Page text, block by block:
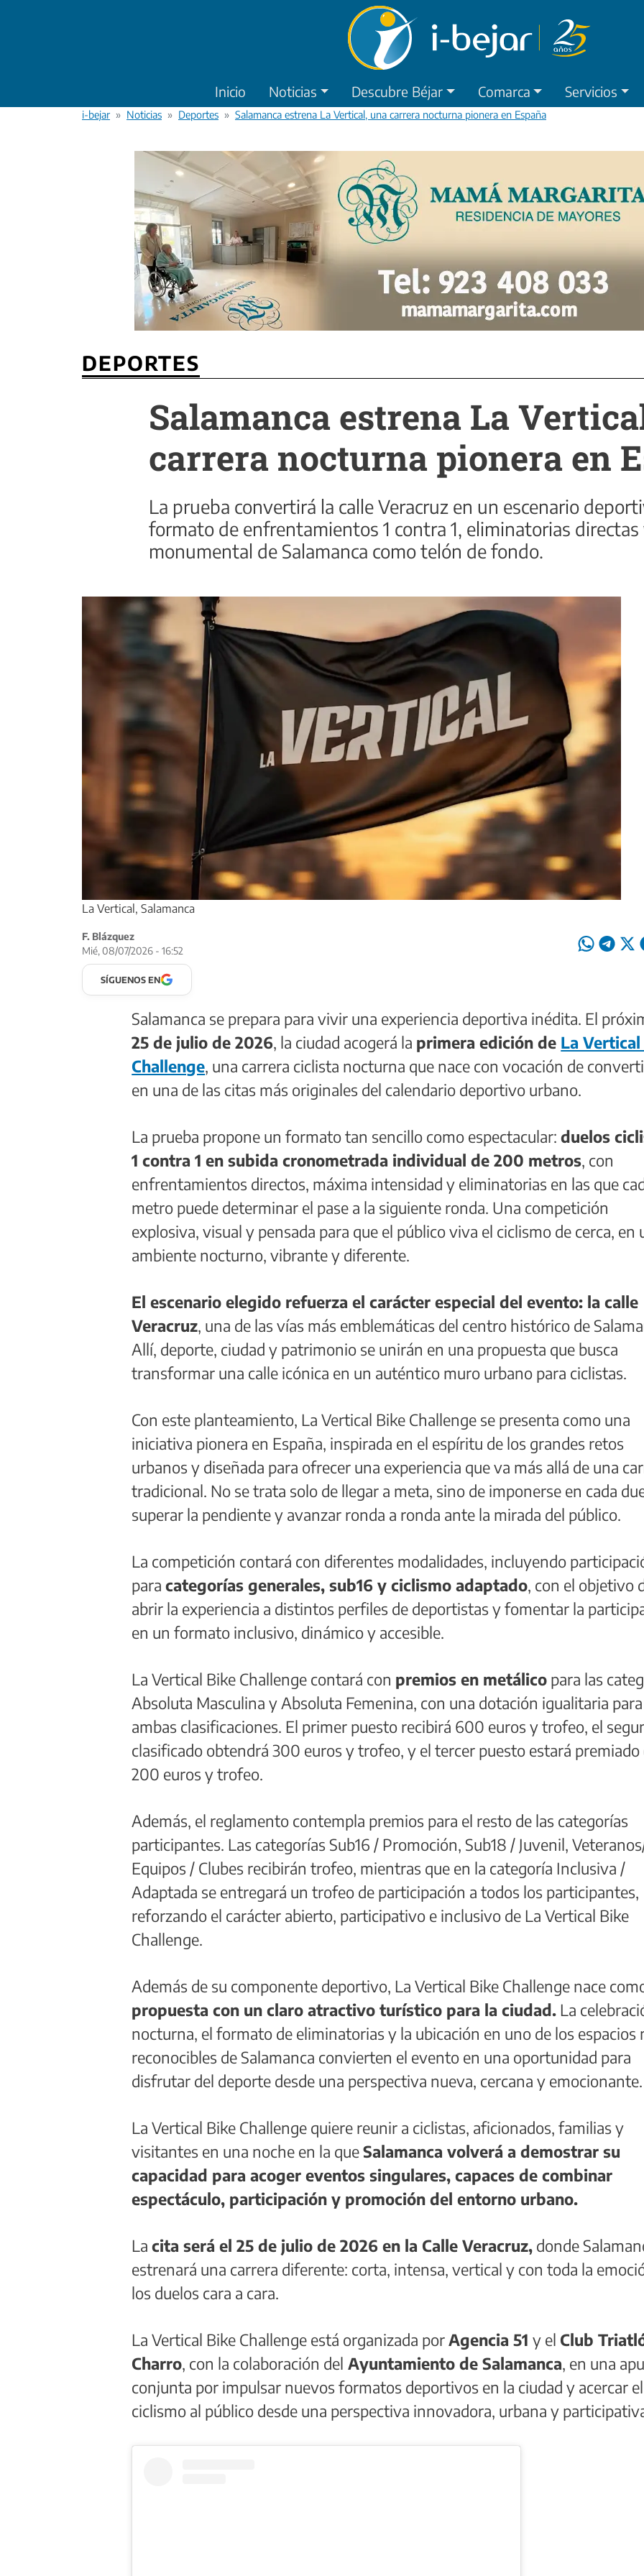
Inicio Noticias Descubre Béjar Comarca Servicios
i-bejar Noticias Deportes Salamanca estrena La Vertical, una carrera nocturna pionera en España
DEPORTES
Salamanca estrena La
carrera nocturna pionera en
La prueba convertirá la calle Veracruz en un escenario
formato de enfrentamientos 1 contra 1, eliminatorias
monumental de Salamanca como telón de fondo.
La Vertical, Salamanca
F. Blázquez
Mié, 08/07/2026 - 16:52
SÍGUENOS EN
Salamanca se prepara para vivir una experiencia deportiva inédita. El
25 de julio de 2026, la ciudad acogerá la primera edición de La
Challenge, una carrera ciclista nocturna que nace con vocación de
en una de las citas más originales del calendario deportivo urbano.
La prueba propone un formato tan sencillo como espectacular:duelos
1 contra 1 en subida cronometrada individual de 200 metros, con
enfrentamientos directos, máxima intensidad y eliminatorias en las que
metro puede determinar el pase a la siguiente ronda. Una competición
explosiva, visual y pensada para que el público viva el ciclismo de cerca, en
ambiente nocturno, vibrante y diferente.
El escenario elegido refuerza el carácter especial del evento: la calle
Veracruz, una de las vías más emblemáticas del centro histórico de
Allí, deporte, ciudad y patrimonio se unirán en una propuesta que busca
transformar una calle icónica en un auténtico muro urbano para ciclistas.
Con este planteamiento, La Vertical Bike Challenge se presenta como una
iniciativa pionera en España, inspirada en el espíritu de los grandes retos
urbanos y diseñada para ofrecer una experiencia que va más allá de una
tradicional. No se trata solo de llegar a meta, sino de imponerse en cada
superar la pendiente y avanzar ronda a ronda ante la mirada del público.
La competición contará con diferentes modalidades, incluyendo
paracategorías generales, sub16 y ciclismo adaptado, con el objetivo
abrir la experiencia a distintos perfiles de deportistas y fomentar la
en un formato inclusivo, dinámico y accesible.
La Vertical Bike Challenge contará con premios en metálico para las
Absoluta Masculina y Absoluta Femenina, con una dotación igualitaria para
ambas clasificaciones. El primer puesto recibirá 600 euros y trofeo, el
clasificado obtendrá 300 euros y trofeo, y el tercer puesto estará premiado
200 euros y trofeo.
Además, el reglamento contempla premios para el resto de las categorías
participantes. Las categorías Sub16 / Promoción, Sub18 / Juvenil,
Equipos / Clubes recibirán trofeo, mientras que en la categoría Inclusiva /
Adaptada se entregará un trofeo de participación a todos los participantes,
reforzando el carácter abierto, participativo e inclusivo de La Vertical Bike
Challenge.
Además de su componente deportivo, La Vertical Bike Challenge nace
propuesta con un claro atractivo turístico para la ciudad. La
nocturna, el formato de eliminatorias y la ubicación en uno de los espacios
reconocibles de Salamanca convierten el evento en una oportunidad para
disfrutar del deporte desde una perspectiva nueva, cercana y emocionante.
La Vertical Bike Challenge quiere reunir a ciclistas, aficionados, familias y
visitantes en una noche en la queSalamanca volverá a demostrar su
capacidad para acoger eventos singulares, capaces de combinar
espectáculo, participación y promoción del entorno urbano.
Lacita será el 25 de julio de 2026 en la Calle Veracruz, donde
estrenará una carrera diferente: corta, intensa, vertical y con toda la
los duelos cara a cara.
La Vertical Bike Challenge está organizada porAgencia 51y el Club
Charro, con la colaboración del Ayuntamiento de Salamanca, en una
conjunta por impulsar nuevos formatos deportivos en la ciudad y acercar el
ciclismo al público desde una perspectiva innovadora, urbana y